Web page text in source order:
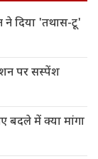
ने दिया 'तथास-टू'
पर सस्पेंश
बदले में क्या मांगा